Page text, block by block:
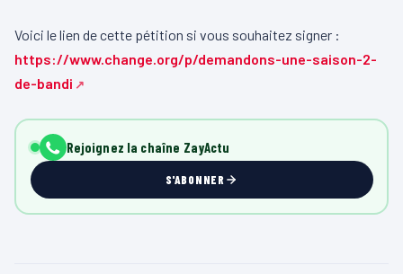
Voici le lien de cette pétition si vous souhaitez signer :
https://www.change.org/p/demandons-une-saison-2-
de-bandi
Rejoignez la chaîne ZayActu
S'ABONNER